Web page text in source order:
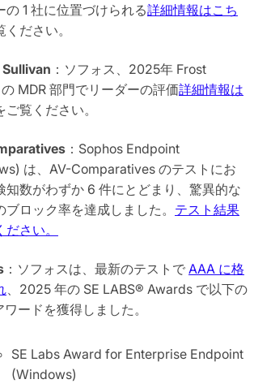
の 1 社に位置づけられる詳細情報はこち
ください。
：ソフォス、2025年 Frost
MDR 部門でリーダーの評価詳細情報は
ご覧ください。
：Sophos Endpoint
は、AV-Comparatives のテストにお
知数がわずか 6 件にとどまり、驚異的な
ブロック率を達成しました。 テスト結果
さい。
：ソフォスは、最新のテストで AAA に格
、2025 年の SE LABS® Awards で以下の
ードを獲得しました。
SE Labs Award for Enterprise Endpoint
(Windows)